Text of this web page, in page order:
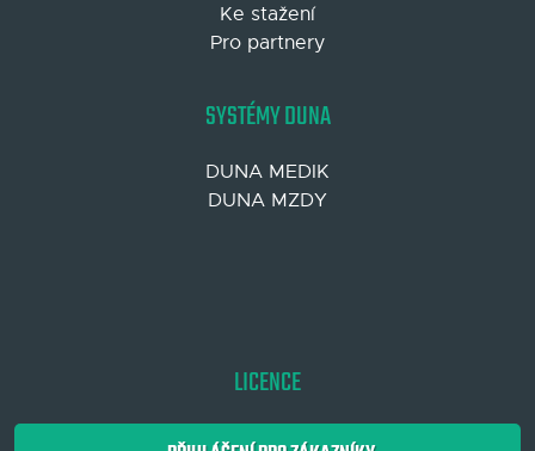
Ke stažení
Pro partnery
SYSTÉMY DUNA
DUNA MEDIK
DUNA MZDY
LICENCE